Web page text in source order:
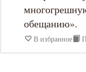
Петр Дамаскин
обещанию».
В избранное